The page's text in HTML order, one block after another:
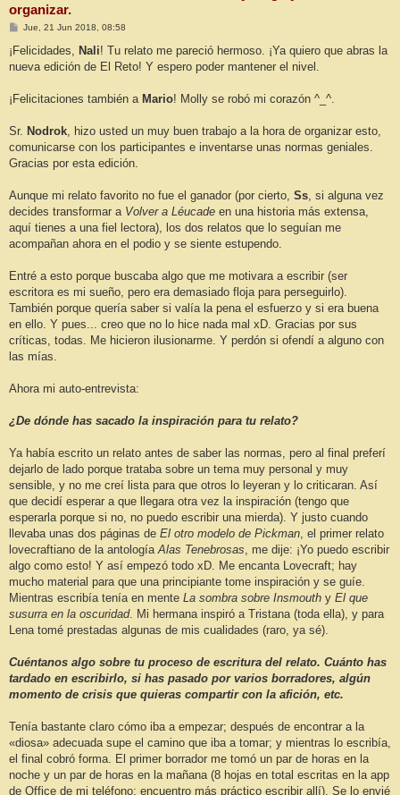
organizar.
M
n
a
Jue, 21 Jun 2018, 08:58
¡Felicidades, Nali! Tu relato me pareció hermoso. ¡Ya quiero que abras la
nueva edición de El Reto! Y espero poder mantener el nivel.
¡Felicitaciones también a Mario! Molly se robó mi corazón ^_^.
Sr. Nodrok , hizo usted un muy buen trabajo a la hora de organizar esto,
comunicarse con los participantes e inventarse unas normas geniales.
Gracias por esta edición.
Aunque mi relato favorito no fue el ganador (por cierto, Ss , si alguna vez
decides transformar a Volver a Léucade en una historia más extensa,
aquí tienes a una fiel lectora), los dos relatos que lo seguían me
acompañan ahora en el podio y se siente estupendo.
Entré a esto porque buscaba algo que me motivara a escribir (ser
escritora es mi sueño, pero era demasiado floja para perseguirlo).
También porque quería saber si valía la pena el esfuerzo y si era buena
en ello. Y pues... creo que no lo hice nada mal xD. Gracias por sus
críticas, todas. Me hicieron ilusionarme. Y perdón si ofendí a alguno con
las mías.
Ahora mi auto-entrevista:
¿De dónde has sacado la inspiración para tu relato?
Ya había escrito un relato antes de saber las normas, pero al final preferí
dejarlo de lado porque trataba sobre un tema muy personal y muy
sensible, y no me creí lista para que otros lo leyeran y lo criticaran. Así
que decidí esperar a que llegara otra vez la inspiración (tengo que
esperarla porque si no, no puedo escribir una mierda). Y justo cuando
llevaba unas dos páginas de El otro modelo de Pickman , el primer relato
lovecraftiano de la antología Alas Tenebrosas , me dije: ¡Yo puedo escribir
algo como esto! Y así empezó todo xD. Me encanta Lovecraft; hay
mucho material para que una principiante tome inspiración y se guíe.
Mientras escribía tenía en mente La sombra sobre Insmouth y El que
susurra en la oscuridad. Mi hermana inspiró a Tristana (toda ella), y para
Lena tomé prestadas algunas de mis cualidades (raro, ya sé).
Cuéntanos algo sobre tu proceso de escritura del relato. Cuánto has
tardado en escribirlo, si has pasado por varios borradores, algún
momento de crisis que quieras compartir con la afición, etc.
Tenía bastante claro cómo iba a empezar; después de encontrar a la
«diosa» adecuada supe el camino que iba a tomar; y mientras lo escribía,
el final cobró forma. El primer borrador me tomó un par de horas en la
noche y un par de horas en la mañana (8 hojas en total escritas en la app
de Office de mi teléfono; encuentro más práctico escribir allí). Se lo envié